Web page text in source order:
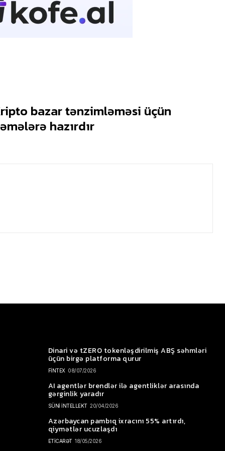
bazar tənzimləməsi üçün
hazırdır
Dinari və tZERO tokenləşdirilmiş ABŞ səhmləri
üçün birgə platforma qurur
FİNTEX 08/07/2026
AI agentlər brendlər ilə agentliklər arasında
gərginlik yaradır
SÜNİ İNTELLEKT 20/04/2026
Azərbaycan pambıq ixracını 55% artırdı,
qiymətlər ucuzlaşdı
ETİCARƏT 18/05/2026